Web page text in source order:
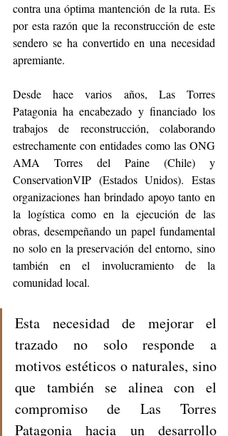
contra una óptima mantención de la ruta. Es
por esta razón que la reconstrucción de este
sendero se ha convertido en una necesidad
apremiante.
Desde hace varios años, Las Torres
Patagonia ha encabezado y financiado los
trabajos de reconstrucción, colaborando
estrechamente con entidades como las ONG
AMA Torres del Paine (Chile) y
ConservationVIP (Estados Unidos). Estas
organizaciones han brindado apoyo tanto en
la logística como en la ejecución de las
obras, desempeñando un papel fundamental
no solo en la preservación del entorno, sino
también en el involucramiento de la
comunidad local.
Esta necesidad de mejorar el
trazado no solo responde a
motivos estéticos o naturales, sino
que también se alinea con el
compromiso de Las Torres
Patagonia hacia un desarrollo